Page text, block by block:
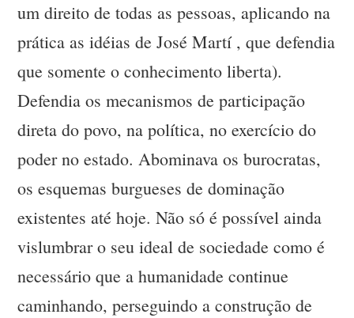
um direito de todas as pessoas, aplicando na
prática as idéias de José Martí , que defendia
que somente o conhecimento liberta).
Defendia os mecanismos de participação
direta do povo, na política, no exercício do
poder no estado. Abominava os burocratas,
os esquemas burgueses de dominação
existentes até hoje. Não só é possível ainda
vislumbrar o seu ideal de sociedade como é
necessário que a humanidade continue
caminhando, perseguindo a construção de